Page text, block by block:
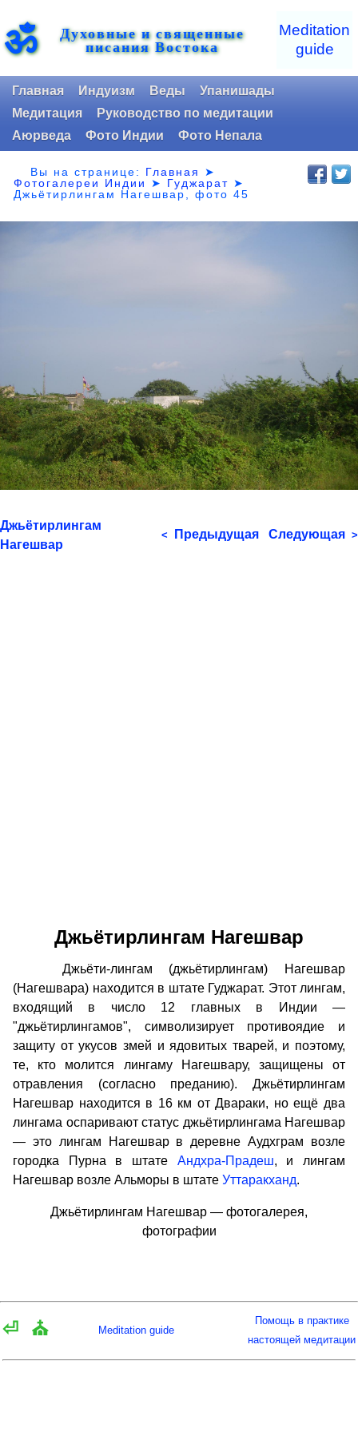
ॐ Духовные и священные
писания Востока
Meditation
guide
Главная Индуизм Веды
Упанишады
Медитация
Руководство по медитации
Аюрведа
Фото Индии Фото Непала
Вы на странице: Главная
➤
Фотогалереи Индии
➤ Гуджарат ➤
Джьётирлингам Нагешвар, фото 45
Джьётирлингам
Нагешвар
< Предыдущая Следующая >
Джьётирлингам Нагешвар
Джьёти-лингам (джьётирлингам) Нагешвар
(Нагешвара) находится в штате Гуджарат. Этот лингам,
входящий в число 12 главных в Индии —
"джьётирлингамов", символизирует противоядие и
защиту от укусов змей и ядовитых тварей, и поэтому,
те, кто молится лингаму Нагешвару, защищены от
отравления (согласно преданию). Джьётирлингам
Нагешвар находится в 16 км от Двараки, но ещё два
лингама оспаривают статус джьётирлингама Нагешвар
— это лингам Нагешвар в деревне Аудхграм возле
городка Пурна в штате Андхра-Прадеш, и лингам
Нагешвар возле Альморы в штате Уттаракханд.
Джьётирлингам Нагешвар — фотогалерея,
фотографии
⏎ ⛪ Meditation guide
Помощь в практике
настоящей медитации